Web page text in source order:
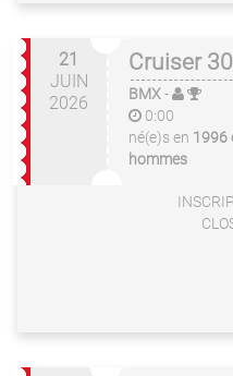
21
JUIN
2026
Cruiser
BMX-
0:00
né(e)s en 1996
hommes